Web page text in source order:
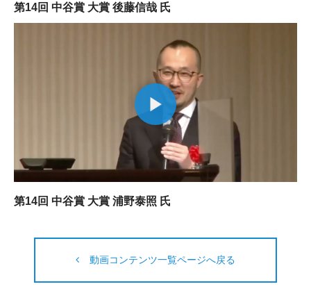
第14回 中谷賞 大賞 後藤信哉 氏
第14回 中谷賞 大賞 浦野泰照 氏
動画コンテンツ一覧ページへ戻る